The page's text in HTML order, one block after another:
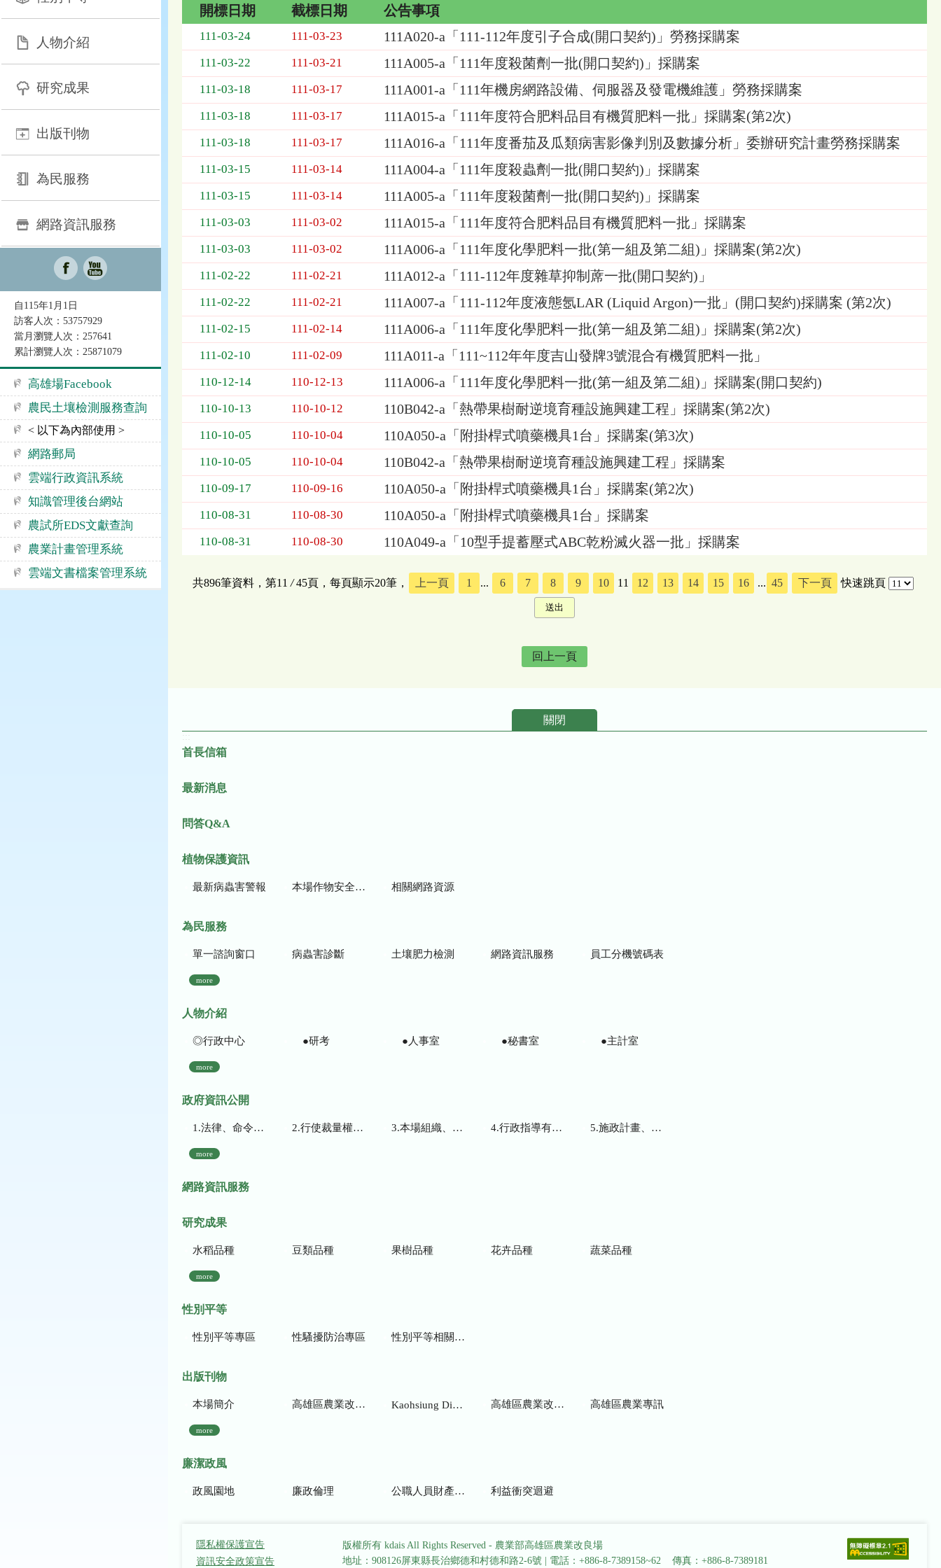
人物介紹
研究成果
出版刊物
為民服務
網路資訊服務
自115年1月1日
訪客人次：53757929
當月瀏覽人次：257641
累計瀏覽人次：25871079
高雄場Facebook
農民土壤檢測服務查詢
< 以下為內部使用 >
網路郵局
雲端行政資訊系統
知識管理後台網站
農試所EDS文獻查詢
農業計畫管理系統
雲端文書檔案管理系統
購
表，
位
為：
期、
標
開標日期 截標日期 公告事項
111-03-24 111-03-23 111A020-a「111-112年度引子合成(開口契約)」勞務採購案
111-03-22 111-03-21 111A005-a「111年度殺菌劑一批(開口契約)」採購案
111-03-18 111-03-17 111A001-a「111年機房網路設備、伺服器及發電機維護」勞務採購案
111-03-18 111-03-17 111A015-a「111年度符合肥料品目有機質肥料一批」採購案(第2次)
111-03-18 111-03-17 111A016-a「111年度番茄及瓜類病害影像判別及數據分析」委辦研究計畫勞務採購案
111-03-15 111-03-14 111A004-a「111年度殺蟲劑一批(開口契約)」採購案
111-03-15 111-03-14 111A005-a「111年度殺菌劑一批(開口契約)」採購案
111-03-03 111-03-02 111A015-a「111年度符合肥料品目有機質肥料一批」採購案
111-03-03 111-03-02 111A006-a「111年度化學肥料一批(第一組及第二組)」採購案(第2次)
111-02-22 111-02-21 111A012-a「111-112年度雜草抑制蓆一批(開口契約)」
111-02-22 111-02-21 111A007-a「111-112年度液態氬LAR (Liquid Argon)一批」(開口契約)採購案 (第2次)
111-02-15 111-02-14 111A006-a「111年度化學肥料一批(第一組及第二組)」採購案(第2次)
111-02-10 111-02-09 111A011-a「111~112年年度吉山發牌3號混合有機質肥料一批」
110-12-14 110-12-13 111A006-a「111年度化學肥料一批(第一組及第二組)」採購案(開口契約)
110-10-13 110-10-12 110B042-a「熱帶果樹耐逆境育種設施興建工程」採購案(第2次)
110-10-05 110-10-04 110A050-a「附掛桿式噴藥機具1台」採購案(第3次)
110-10-05 110-10-04 110B042-a「熱帶果樹耐逆境育種設施興建工程」採購案
110-09-17 110-09-16 110A050-a「附掛桿式噴藥機具1台」採購案(第2次)
110-08-31 110-08-30 110A050-a「附掛桿式噴藥機具1台」採購案
110-08-31 110-08-30 110A049-a「10型手提蓄壓式ABC乾粉滅火器一批」採購案
共896筆資料，第11 /45頁，每頁顯示20筆， 上一頁 1 ... 6 7 8 9 10 11 12 13 14 15 16 ... 45 下一頁 快速跳頁
回上一頁
關閉
首長信箱
最新消息
問答Q&A
植物保護資訊
最新病蟲害警報 本場作物安全用藥資訊 相關網路資源
為民服務
單一諮詢窗口 病蟲害診斷 土壤肥力檢測 網路資訊服務 員工分機號碼表
more
人物介紹
◎行政中心 ●研考 ●人事室 ●秘書室 ●主計室
more
政府資訊公開
1.法律、命令、法規命令 2.行使裁量權而訂頒之解釋性規定及裁量基準 3.本場組織、職掌及聯絡資訊 4.行政指導有關文書 5.施政計畫、業務統計及研究報告
more
網路資訊服務
研究成果
水稻品種 豆類品種 果樹品種 花卉品種 蔬菜品種
more
性別平等
性別平等專區 性騷擾防治專區 性別平等相關網站
出版刊物
本場簡介 高雄區農業改良場研究彙報 Kaohsiung District Agricultural Research and Extension Station 高雄區農業改良場年報 高雄區農業專訊
more
廉潔政風
政風園地 廉政倫理 公職人員財產申報 利益衝突迴避
隱私權保護宣告
資訊安全政策宣告
版權所有 kdais All Rights Reserved - 農業部高雄區農業改良場
地址：908126屏東縣長治鄉德和村德和路2-6號
電話：+886-8-7389158~62 傳真：+886-8-7389181